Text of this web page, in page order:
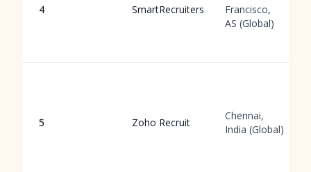
4 SmartRecruiters
Francisco,
AS (Global)
5 Zoho Recruit
Chennai,
India (Global)